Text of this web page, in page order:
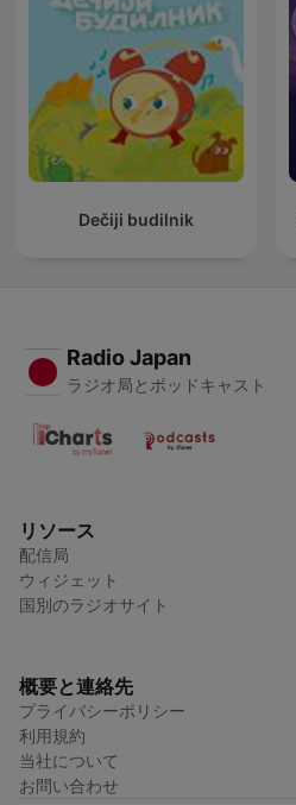
Dečiji budilnik
Radio Japan
ラジオ局とポッドキャスト
リソース
配信局
ウィジェット
国別のラジオサイト
概要と連絡先
プライバシーポリシー
利用規約
当社について
お問い合わせ